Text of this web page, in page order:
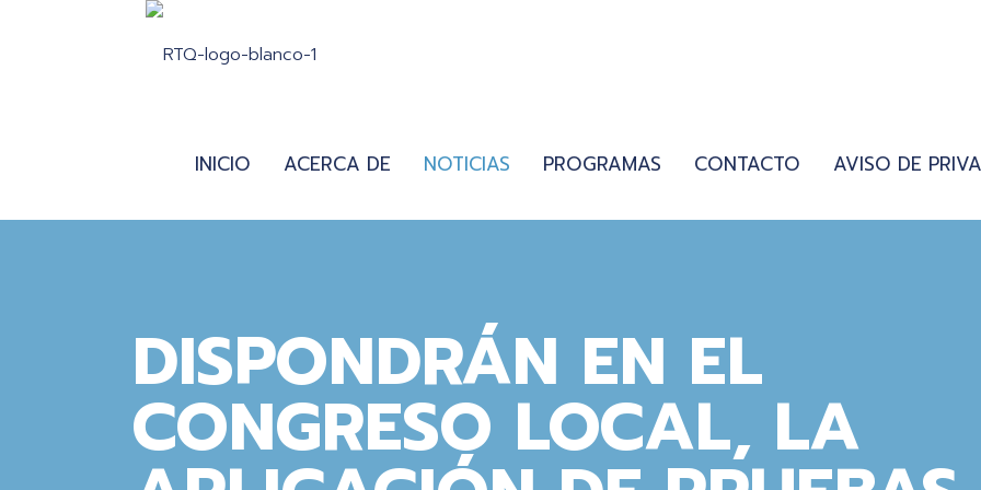
INICIO ACERCA DE NOTICIAS PROGRAMAS CONTACTO AVISO DE
DISPONDRÁN EN EL
CONGRESO LOCAL, LA